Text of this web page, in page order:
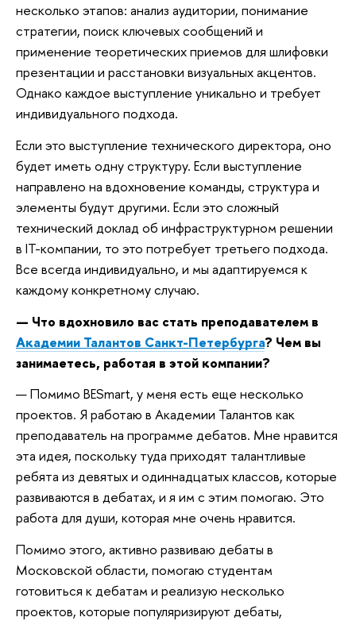
несколько этапов: анализ аудитории, понимание
стратегии, поиск ключевых сообщений и
применение теоретических приемов для шлифовки
презентации и расстановки визуальных акцентов.
Однако каждое выступление уникально и требует
индивидуального подхода.
Если это выступление технического директора, оно
будет иметь одну структуру. Если выступление
направлено на вдохновение команды, структура и
элементы будут другими. Если это сложный
технический доклад об инфраструктурном решении
в IT-компании, то это потребует третьего подхода.
Все всегда индивидуально, и мы адаптируемся к
каждому конкретному случаю.
— Что вдохновило вас стать преподавателем в
Академии Талантов Санкт-Петербурга? Чем вы
занимаетесь, работая в этой компании?
— Помимо BESmart, у меня есть еще несколько
проектов. Я работаю в Академии Талантов как
преподаватель на программе дебатов. Мне нравится
эта идея, поскольку туда приходят талантливые
ребята из девятых и одиннадцатых классов, которые
развиваются в дебатах, и я им с этим помогаю. Это
работа для души, которая мне очень нравится.
Помимо этого, активно развиваю дебаты в
Московской области, помогаю студентам
готовиться к дебатам и реализую несколько
проектов, которые популяризируют дебаты,